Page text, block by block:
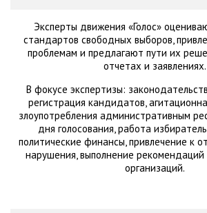
Эксперты движения «Голос»
стандартов свободных выборов,
проблемам и предлагают пути их
отчетах и заявлениях.
В фокусе экспертизы:
регистрация кандидатов,
злоупотребления административным
дня голосования, работа
политические финансы, привлечение к
нарушения, выполнение
организаций.